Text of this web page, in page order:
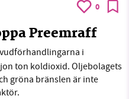
0
Preemraff
i
ton koldioxid. Oljebolagets
gröna bränslen är inte